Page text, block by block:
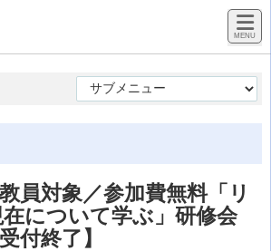
員対象／参加費無料「リ
について学ぶ」研修会
付終了】